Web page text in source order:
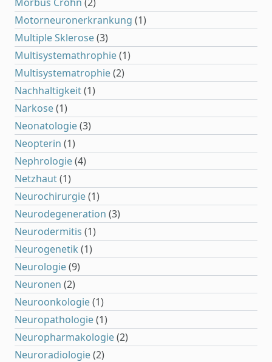
Motorneuronerkrankung (1)
Multiple Sklerose(3)
Multisystemathrophie(1)
Multisystematrophie(2)
Nachhaltigkeit(1)
Narkose(1)
Neonatologie(3)
Neopterin (1)
Nephrologie(4)
Netzhaut(1)
Neurochirurgie(1)
Neurodegeneration (3)
Neurodermitis (1)
Neurogenetik (1)
Neurologie(9)
Neuronen (2)
Neuroonkologie(1)
Neuropathologie(1)
Neuropharmakologie(2)
Neuroradiologie(2)